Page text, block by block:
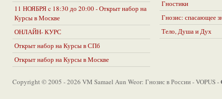
11 НОЯБРЯ c 18:30 до 20:00 - Открыт набор на
Курсы в Москве
ОНЛАЙН- КУРС
Открыт набор на Курсы в СПб
Открыт набор на Курсы в Москве
Гностики
Гнозис: спасающее
Тело, Душа и Дух
Copyright © 2005 - 2026 VM Samael Aun Weor: Гнозис в России - VOPUS -